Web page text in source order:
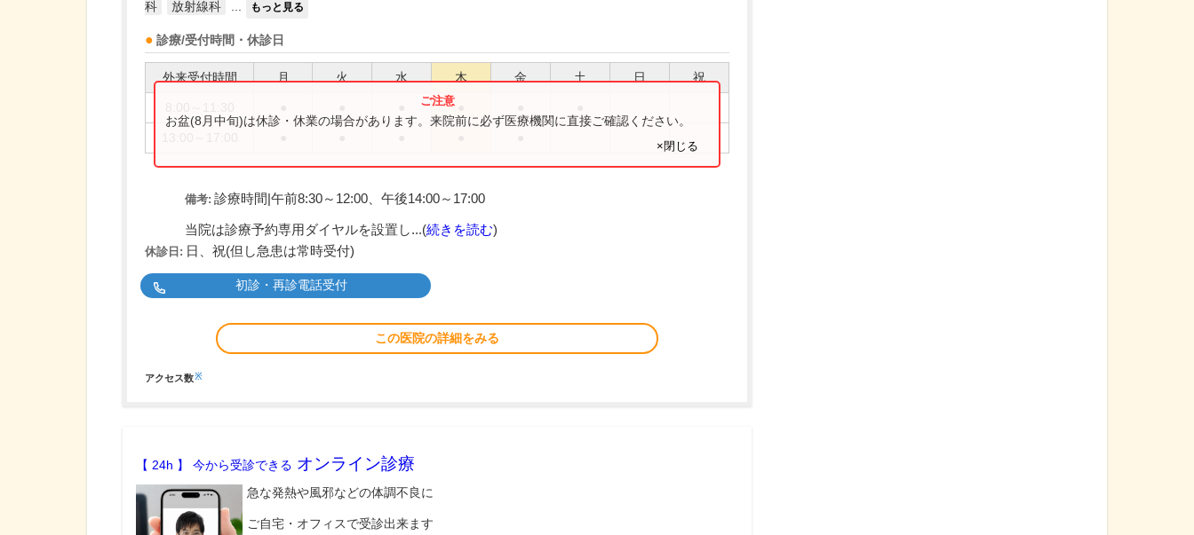
科
放射線科 もっと見る
診療/受付時間・休診日
外来受付時間 月 火 水 木 金 土 日 祝
お盆(8月中旬)は休診・休業の場合があります。来院前に必ず医療機関に直接ご確認ください。
×閉じる
備考: 診療時間|午前8:30～12:00、午後14:00～17:00
当院は診療予約専用ダイヤルを設置し...(続きを読む)
休診日: 日、祝(但し急患は常時受付)
初診・再診電話受付
この医院の詳細をみる
アクセス数※
【 24h 】 今から受診できる オンライン診療
急な発熱や風邪などの体調不良に
ご自宅・オフィスで受診出来ます